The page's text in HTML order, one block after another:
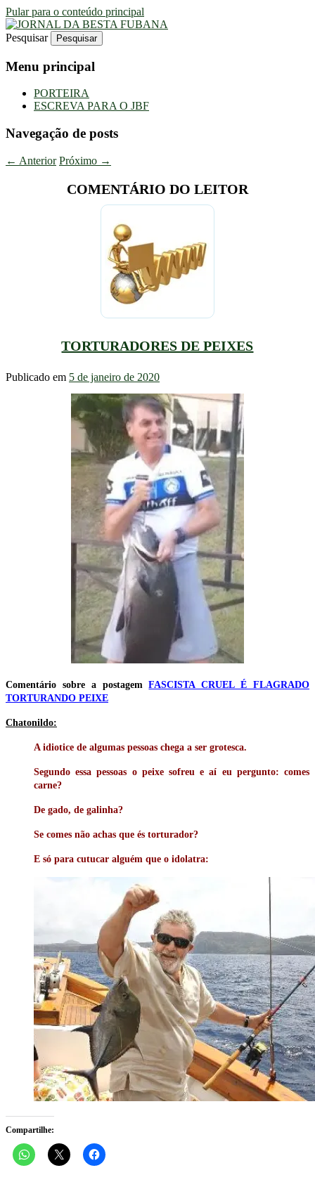
Pular para o conteúdo principal
JORNAL DA BESTA FUBANA
Uma Gazeta Escrota
Pesquisar
Menu principal
PORTEIRA
ESCREVA PARA O JBF
Navegação de posts
← Anterior Próximo →
COMENTÁRIO DO LEITOR
TORTURADORES DE PEIXES
Publicado em 5 de janeiro de 2020
Comentário sobre a postagemFASCISTA CRUEL É FLAGRADO
TORTURANDO PEIXE
Chatonildo:
A idiotice de algumas pessoas chega a ser grotesca.
Segundo essa pessoas o peixe sofreu e aí eu pergunto: comes
carne?
De gado, de galinha?
Se comes não achas que és torturador?
E só para cutucar alguém que o idolatra:
Compartilhe: